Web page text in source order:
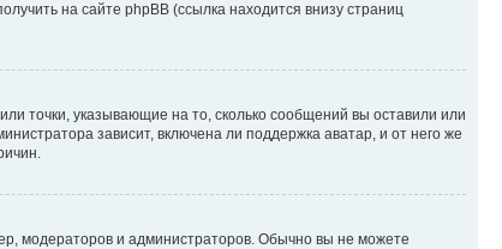
на сайте phpBB (ссылка находится внизу страниц
точки, указывающие на то, сколько сообщений вы оставили или
зависит, включена ли поддержка аватар, и от него же
модераторов и администраторов. Обычно вы не можете